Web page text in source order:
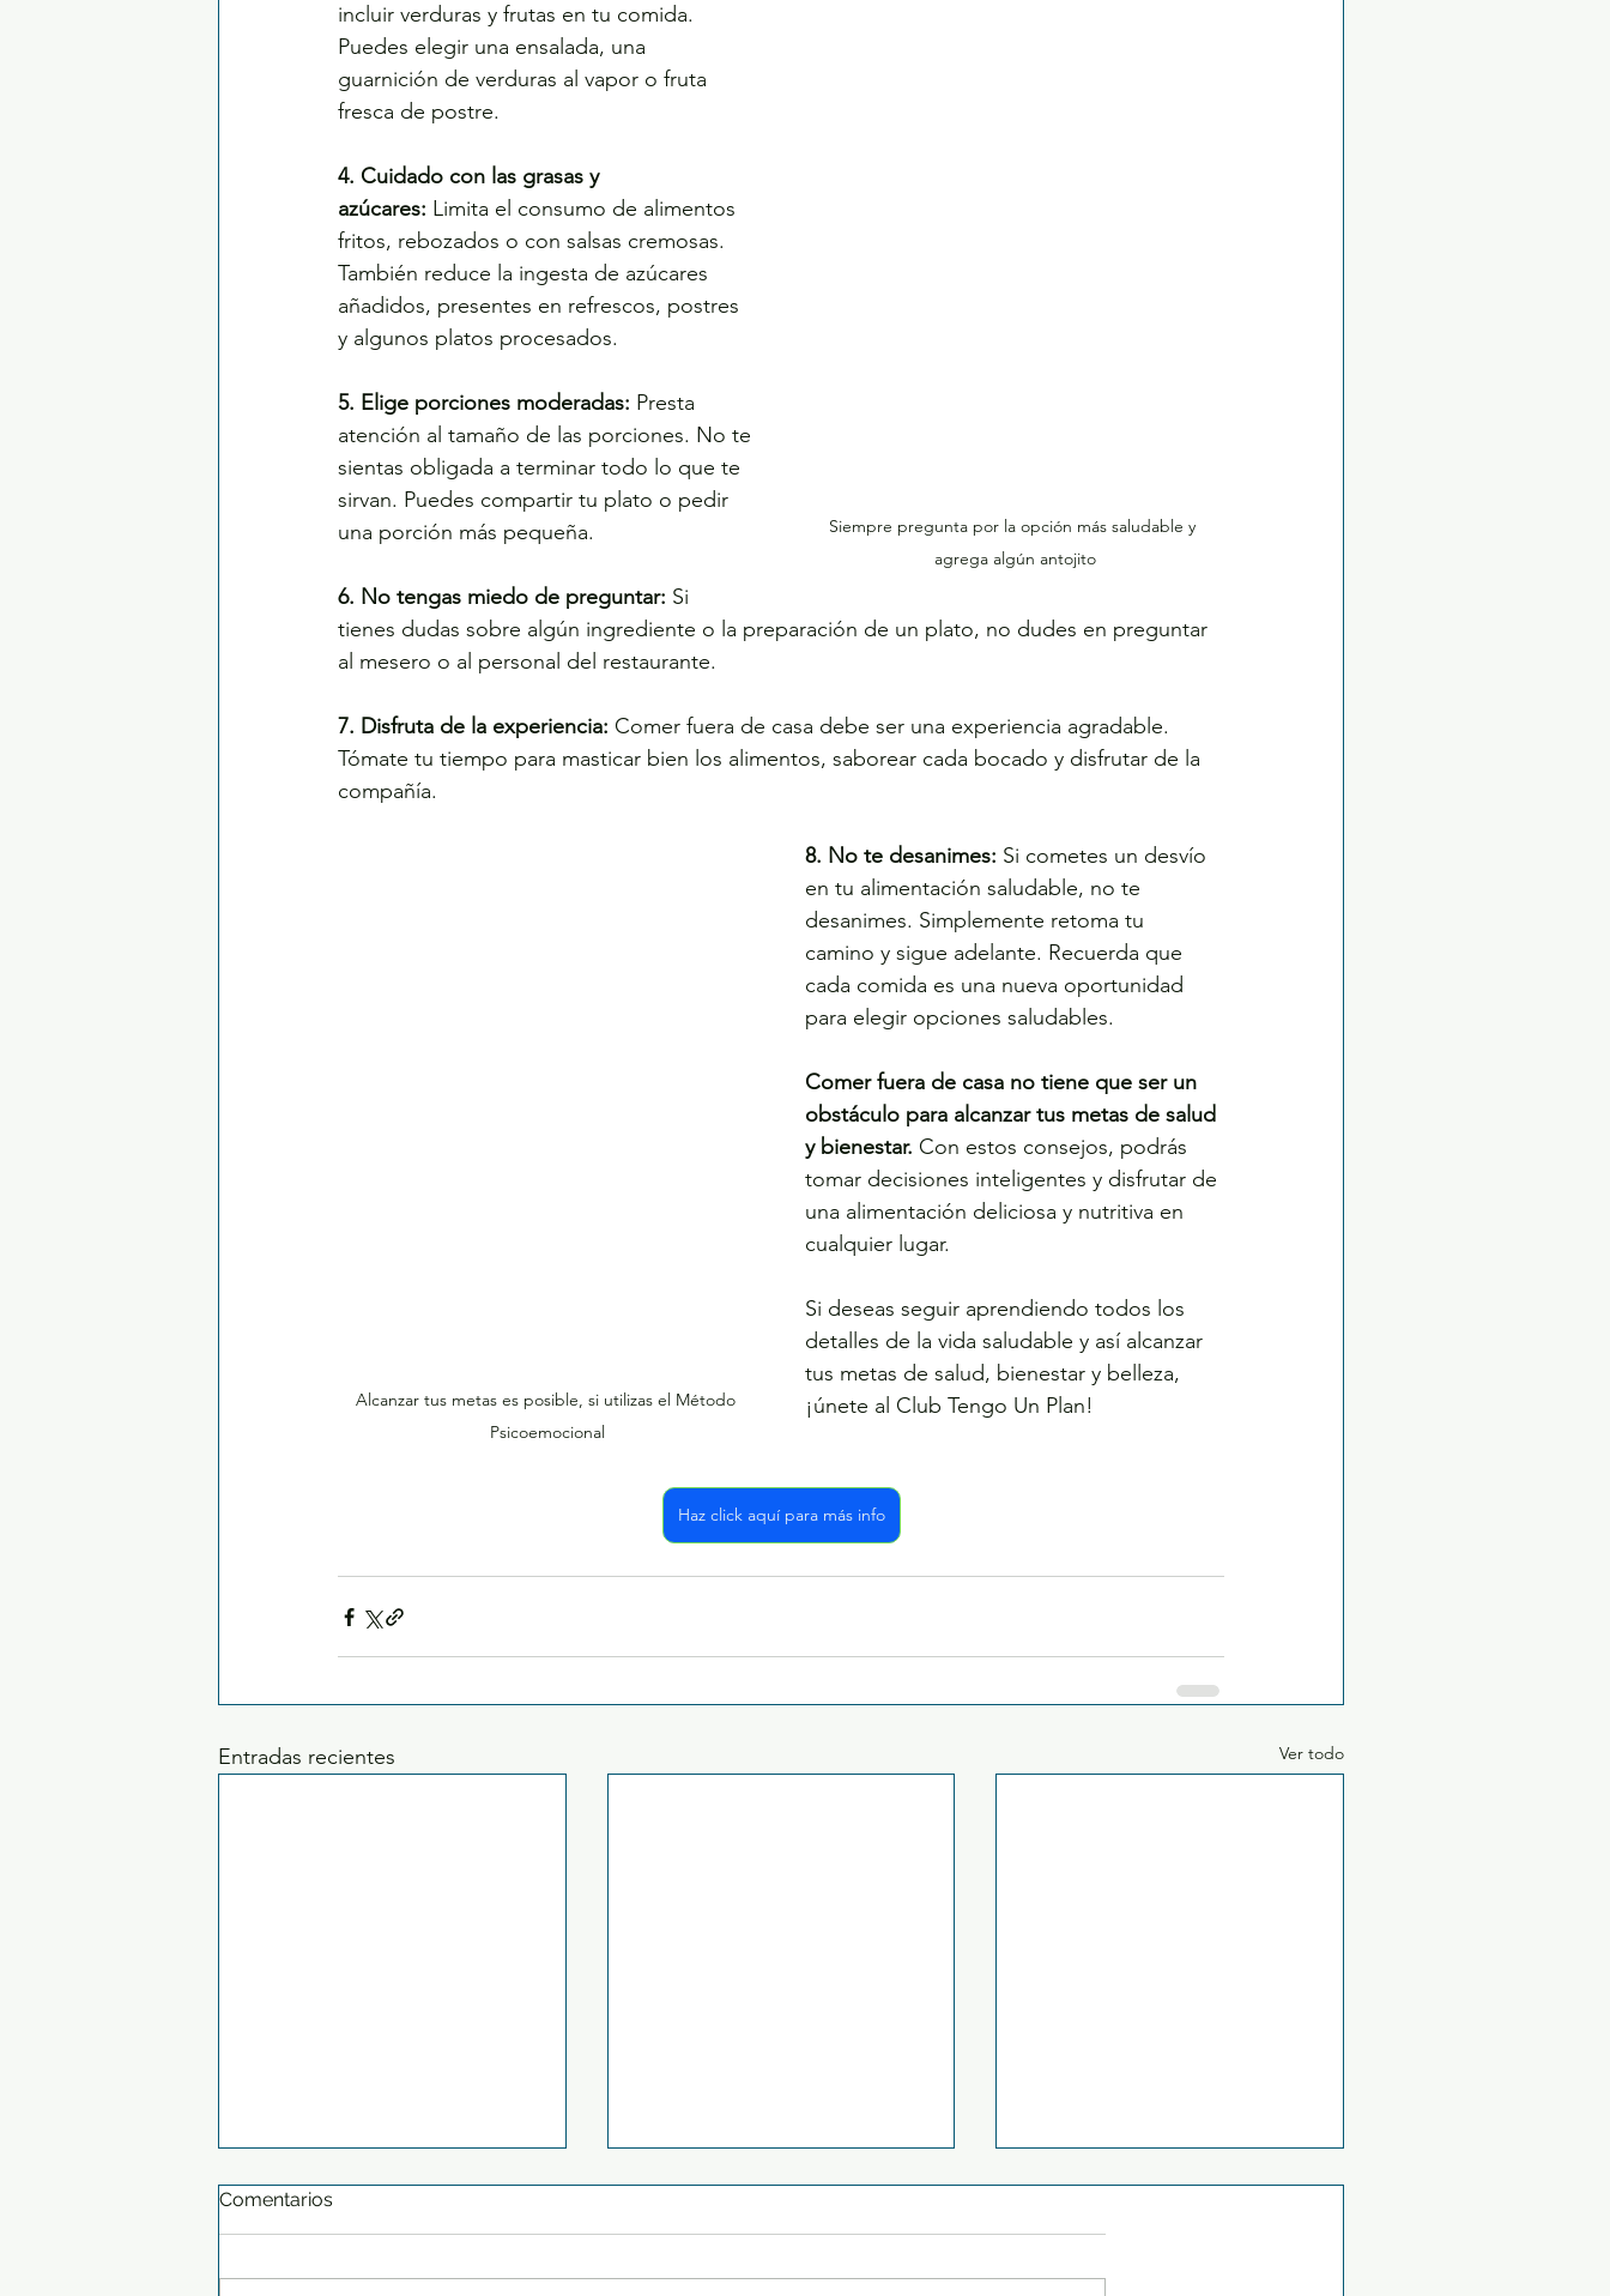
Siempre pregunta por la opción más saludable y
agrega algún antojito
incluir verduras y frutas en tu comida.
Puedes elegir una ensalada, una
guarnición de verduras al vapor o fruta
fresca de postre.
4. Cuidado con las grasas y
azúcares: Limita el consumo de alimentos
fritos, rebozados o con salsas cremosas.
También reduce la ingesta de azúcares
añadidos, presentes en refrescos, postres
y algunos platos procesados.
5. Elige porciones moderadas: Presta
atención al tamaño de las porciones. No te
sientas obligada a terminar todo lo que te
sirvan. Puedes compartir tu plato o pedir
una porción más pequeña.
6. No tengas miedo de preguntar: Si
tienes dudas sobre algún ingrediente o la preparación de un plato, no dudes en preguntar
al mesero o al personal del restaurante.
7. Disfruta de la experiencia: Comer fuera de casa debe ser una experiencia agradable.
Tómate tu tiempo para masticar bien los alimentos, saborear cada bocado y disfrutar de la
compañía.
Alcanzar tus metas es posible, si utilizas el Método
Psicoemocional
8. No te desanimes: Si cometes un desvío
en tu alimentación saludable, no te
desanimes. Simplemente retoma tu
camino y sigue adelante. Recuerda que
cada comida es una nueva oportunidad
para elegir opciones saludables.
Comer fuera de casa no tiene que ser un
obstáculo para alcanzar tus metas de salud
y bienestar. Con estos consejos, podrás
tomar decisiones inteligentes y disfrutar de
una alimentación deliciosa y nutritiva en
cualquier lugar.
Si deseas seguir aprendiendo todos los
detalles de la vida saludable y así alcanzar
tus metas de salud, bienestar y belleza,
¡únete al Club Tengo Un Plan!
Haz click aquí para más info
Entradas recientes Ver todo
Comentarios